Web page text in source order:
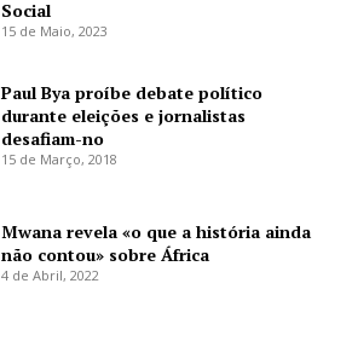
Social
15 de Maio, 2023
Paul Bya proíbe debate político
durante eleições e jornalistas
desafiam-no
15 de Março, 2018
Mwana revela «o que a história ainda
não contou» sobre África
4 de Abril, 2022